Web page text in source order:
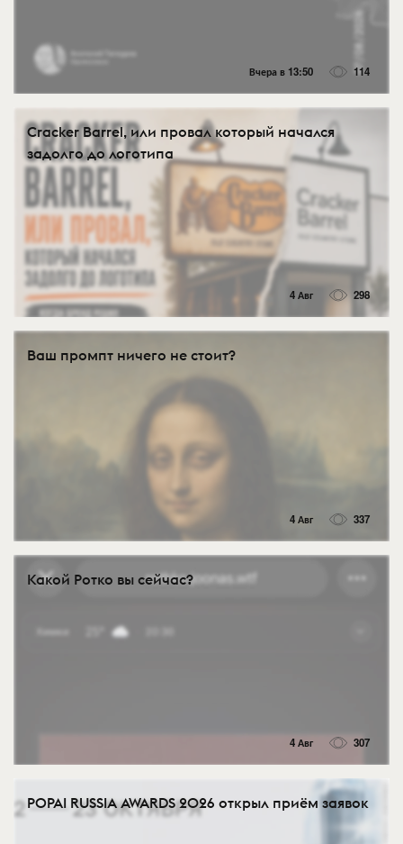
Вчера в 13:50 114
Cracker Barrel, или провал который начался
задолго до логотипа
4 Авг 298
Ваш промпт ничего не стоит?
4 Авг 337
Какой Ротко вы сейчас?
4 Авг 307
POPAI RUSSIA AWARDS 2026 открыл приём заявок